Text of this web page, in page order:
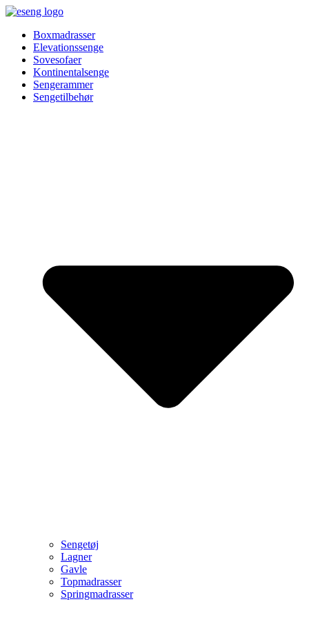
Videre
indholdBoxmadrasser
Elevationssenge
Sovesofaer
Kontinentalsenge
Sengerammer
Sengetilbehør
Sengetøj
Lagner
Gavle
Topmadrasser
Springmadrasser